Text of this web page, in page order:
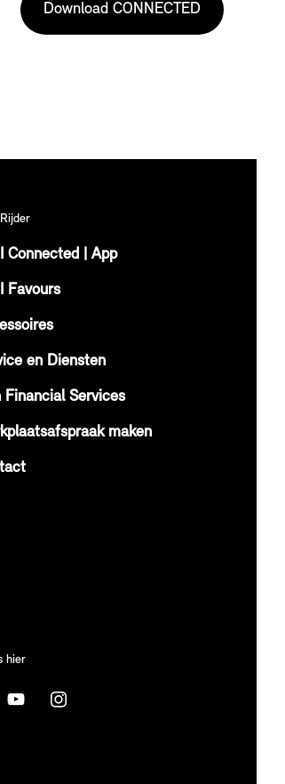
Download CONNECTED
Connected | App
Favours
en Diensten
Financial Services
maken
hier